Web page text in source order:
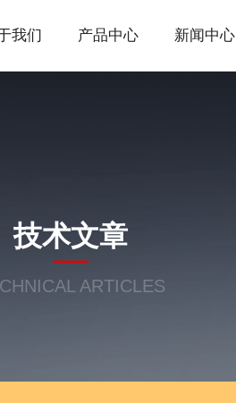
我们 产品中心 新闻中心
技术文章
ARTICLES